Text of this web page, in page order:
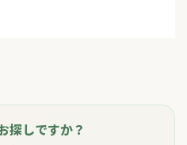
探しですか？